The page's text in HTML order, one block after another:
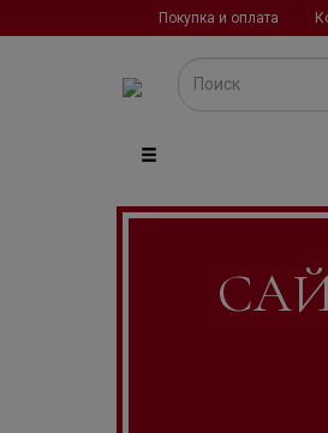
Покупка и оплата